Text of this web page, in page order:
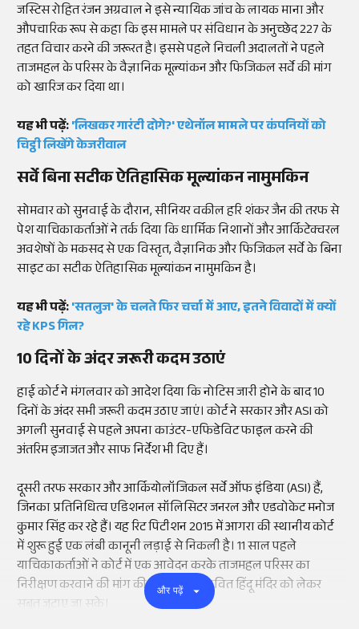
जस्टिस रोहित रंजन अग्रवाल ने इसे न्यायिक जांच के लायक माना और
औपचारिक रूप से कहा कि इस मामले पर संविधान के अनुच्छेद 227 के
तहत विचार करने की जरूरत है। इससे पहले निचली अदालतों ने पहले
ताजमहल के परिसर के वैज्ञानिक मूल्यांकन और फिजिकल सर्वे की मांग
को खारिज कर दिया था।
यह भी पढ़ें:'लिखकर गारंटी दोगे?' एथेनॉल मामले पर कंपनियों को
चिट्ठी लिखेंगे केजरीवाल
सर्वे बिना सटीक ऐतिहासिक मूल्यांकन नामुमकिन
सोमवार को सुनवाई के दौरान, सीनियर वकील हरि शंकर जैन की तरफ से
पेश याचिकाकर्ताओं ने तर्क दिया कि धार्मिक निशानों और आर्किटेक्चरल
अवशेषों के मकसद से एक विस्तृत, वैज्ञानिक और फिजिकल सर्वे के बिना
साइट का सटीक ऐतिहासिक मूल्यांकन नामुमकिन है।
यह भी पढ़ें:'सतलुज' के चलते फिर चर्चा में आए, इतने विवादों में क्यों
रहे KPS गिल?
10 दिनों के अंदर जरूरी कदम उठाएं
हाई कोर्ट ने मंगलवार को आदेश दिया कि नोटिस जारी होने के बाद 10
दिनों के अंदर सभी जरूरी कदम उठाए जाएं। कोर्ट ने सरकार और ASI को
अगली सुनवाई से पहले अपना काउंटर-एफिडेविट फाइल करने की
अंतरिम इजाजत और साफ निर्देश भी दिए हैं।
दूसरी तरफ सरकार और आर्कियोलॉजिकल सर्वे ऑफ इंडिया (ASI) हैं,
जिनका प्रतिनिधित्व एडिशनल सॉलिसिटर जनरल और एडवोकेट मनोज
कुमार सिंह कर रहे हैं। यह रिट पिटीशन 2015 में आगरा की स्थानीय कोर्ट
में शुरू हुई एक लंबी कानूनी लड़ाई से निकली है। 11 साल पहले
याचिकाकर्ताओं ने कोर्ट में एक आवेदन करके ताजमहल परिसर का
निरीक्षण करवाने की मांग की थी, ताकि संभावित हिंदू मंदिर को लेकर
सबूत जुटाए जा सके।
और पढ़ें